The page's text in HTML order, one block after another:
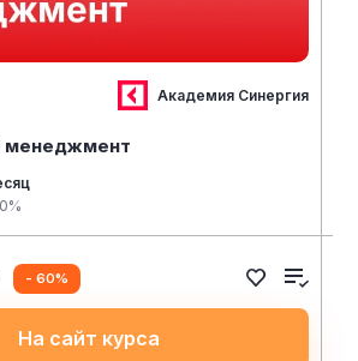
Академия Синергия
менеджмент
- 60%
На сайт курса